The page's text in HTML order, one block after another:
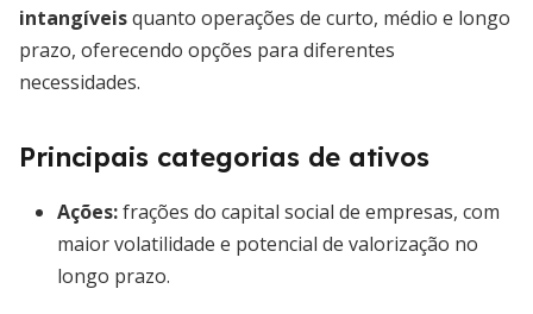
intangíveisquanto operações de curto, médio e longo
prazo, oferecendo opções para diferentes
necessidades.
Principais categorias de ativos
Ações:frações do capital social de empresas, com
maior volatilidade e potencial de valorização no
longo prazo.